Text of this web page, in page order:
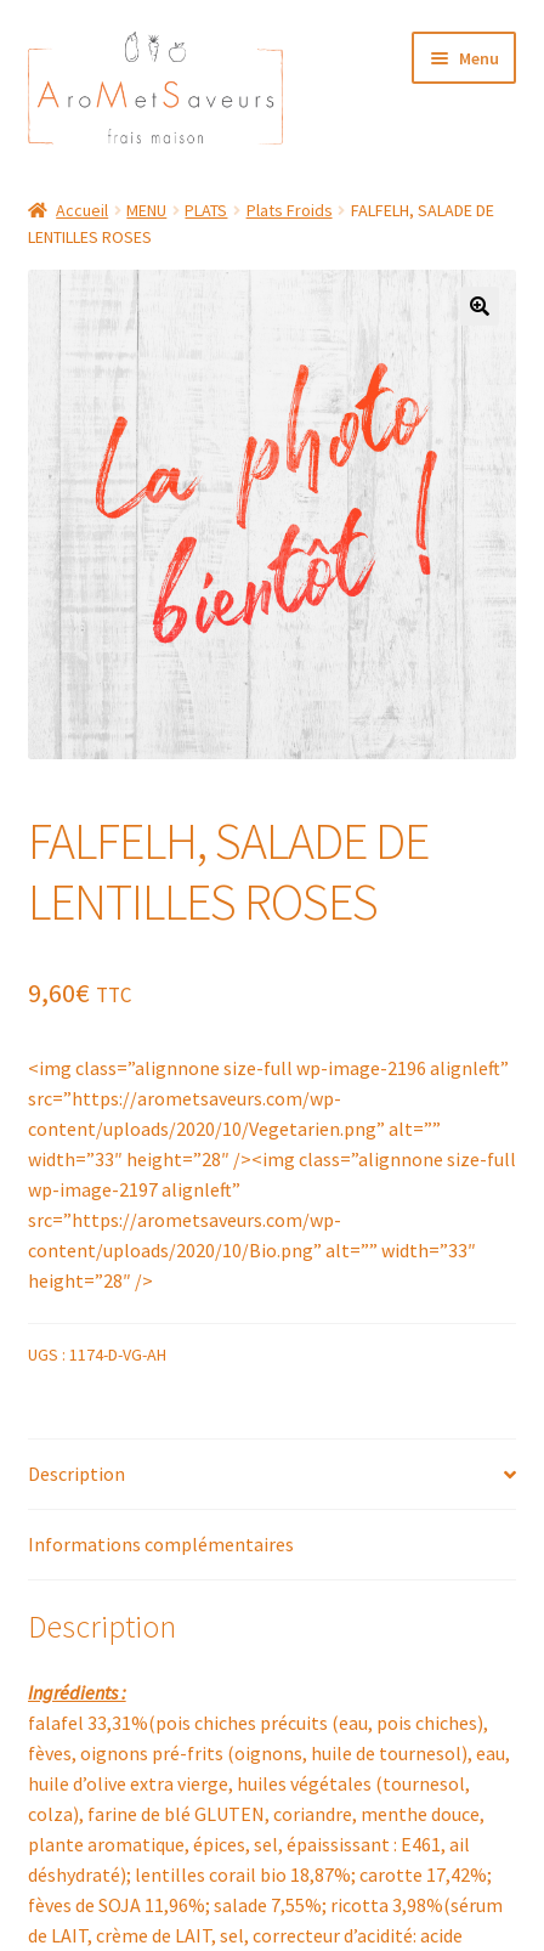
Aller
à
la
navigation
Aller
au
contenu
Menu
Plat du Jour/ Menu Week end
NOS BOUTIQUES
MON COMPTE
Accueil MENU PLATS Plats Froids
FALFELH, SALADE DE
LENTILLES ROSES
FALFELH, SALADE DE
LENTILLES ROSES
9,60€ TTC
<img class=”alignnone size-full wp-image-2196 alignleft”
src=”https://arometsaveurs.com/wp-
content/uploads/2020/10/Vegetarien.png” alt=””
width=”33″ height=”28″ /><img class=”alignnone size-full
wp-image-2197 alignleft”
src=”https://arometsaveurs.com/wp-
content/uploads/2020/10/Bio.png” alt=”” width=”33″
height=”28″ />
UGS : 1174-D-VG-AH
Description
Informations complémentaires
Description
Ingrédients :
falafel 33,31%(pois chiches précuits (eau, pois chiches),
fèves, oignons pré-frits (oignons, huile de tournesol), eau,
huile d’olive extra vierge, huiles végétales (tournesol,
colza), farine de blé GLUTEN, coriandre, menthe douce,
plante aromatique, épices, sel, épaississant : E461, ail
déshydraté); lentilles corail bio 18,87%; carotte 17,42%;
fèves de SOJA 11,96%; salade 7,55%; ricotta 3,98%(sérum
de LAIT, crème de LAIT, sel, correcteur d’acidité: acide